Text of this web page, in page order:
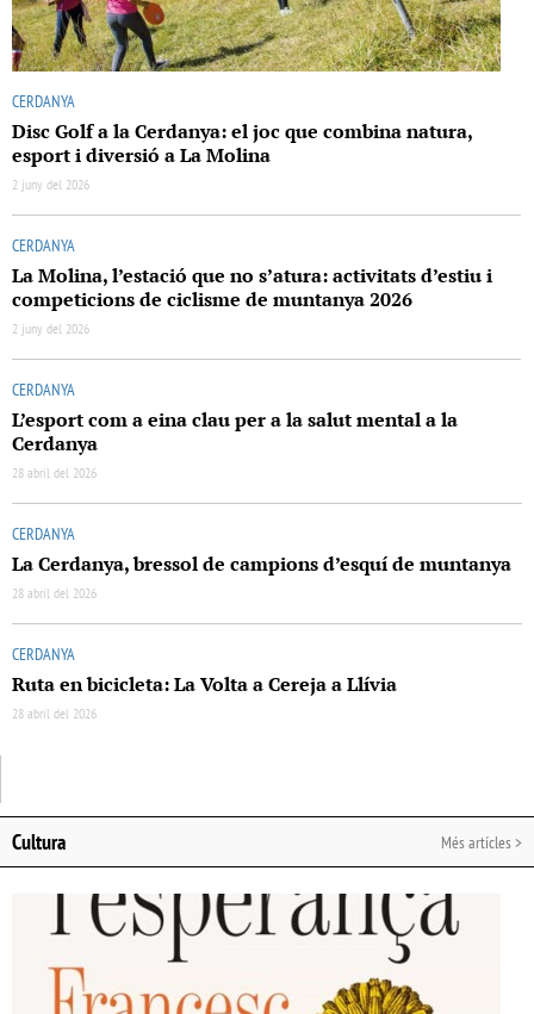
CERDANYA
Disc Golf a la Cerdanya: el joc que combina natura,
esport i diversió a La Molina
2 juny del 2026
CERDANYA
La Molina, l’estació que no s’atura: activitats d’estiu i
competicions de ciclisme de muntanya 2026
2 juny del 2026
CERDANYA
L’esport com a eina clau per a la salut mental a la
Cerdanya
28 abril del 2026
CERDANYA
La Cerdanya, bressol de campions d’esquí de muntanya
28 abril del 2026
CERDANYA
Ruta en bicicleta: La Volta a Cereja a Llívia
28 abril del 2026
Cultura Més artícles >